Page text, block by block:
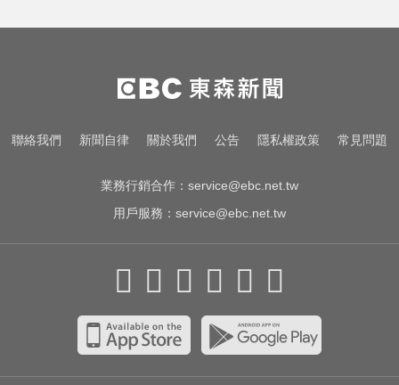
事長撤出經營層
中職／中信兄弟折損2重砲！張志
豪、許基宏動刀本季報銷
「白海豚」可放颱風假？蔣萬安：
聯絡我們 新聞自律 關於我們 公告 隱私權政策 常見問題
業務行銷合作： service@ebc.net.tw
用戶服務： service@ebc.net.tw